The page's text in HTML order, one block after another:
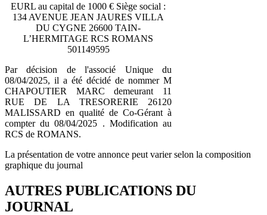
EURL au capital de 1000 € Siège social :
134 AVENUE JEAN JAURES VILLA
DU CYGNE 26600 TAIN-
L’HERMITAGE RCS ROMANS
501149595
Par décision de l'associé Unique du
08/04/2025, il a été décidé de nommer M
CHAPOUTIER MARC demeurant 11
RUE DE LA TRESORERIE 26120
MALISSARD en qualité de Co-Gérant à
compter du 08/04/2025 . Modification au
RCS de ROMANS.
La présentation de votre annonce peut varier selon la composition
graphique du journal
AUTRES PUBLICATIONS DU
JOURNAL